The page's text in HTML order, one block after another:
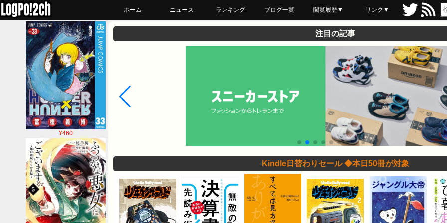
ホーム ニュース ランキング ブログ一覧 閲覧履歴▼
最近読んだ
あとで読む
ブックマーク
リンク▼
¥460
注目の記事
Kindle日替わりセール ◆本日50冊が対象